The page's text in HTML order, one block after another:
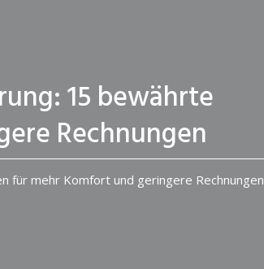
15 bewährte
Rechnungen
für mehr Komfort und geringere Rechnungen